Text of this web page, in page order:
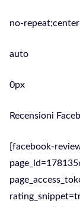
no-
auto
0px
Recensioni
[facebook-